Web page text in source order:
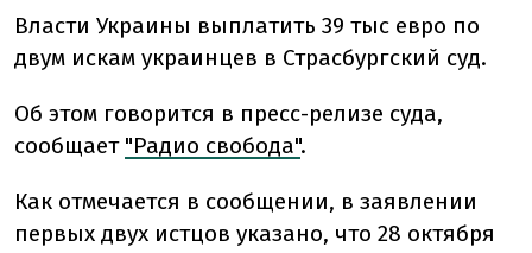
Власти Украины выплатить 39 тыс евро по
двум искам украинцев в Страсбургский суд.
Об этом говорится в пресс-релизе суда,
сообщает "Радио свобода".
Как отмечается в сообщении, в заявлении
первых двух истцов указано, что 28 октября